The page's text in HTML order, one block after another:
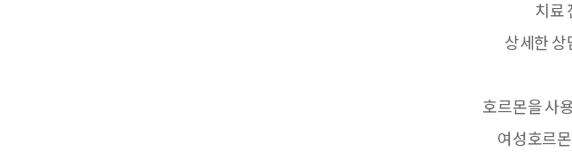
치료
상세한 상
호르몬을 사
여성호르